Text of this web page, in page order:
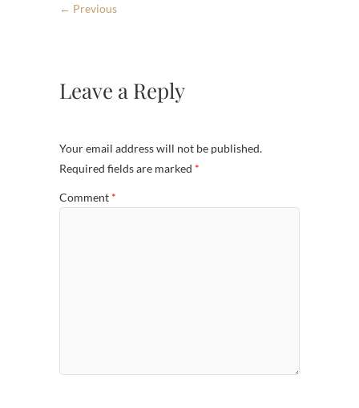
← Previous
Leave a Reply
Your email address will not be published.
Required fields are marked *
Comment *